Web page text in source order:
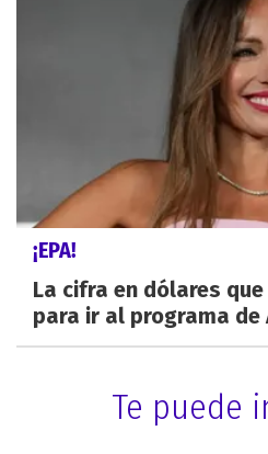
¡EPA!
La cifra en dólares
para ir al programa de
Te puede